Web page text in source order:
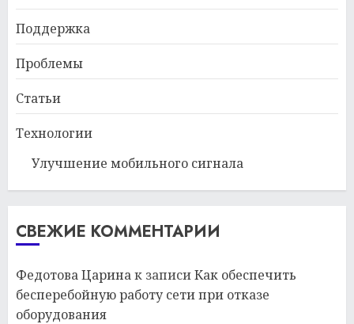
Поддержка
Проблемы
Статьи
Технологии
Улучшение мобильного сигнала
СВЕЖИЕ КОММЕНТАРИИ
Федотова Царинак записиКак обеспечить
бесперебойную работу сети при отказе
оборудования